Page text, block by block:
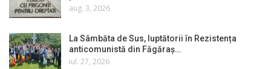
aug. 3, 2026
La Sâmbăta de Sus, luptătorii în Rezistența
anticomunistă din Făgăraș…
iul. 27, 2026